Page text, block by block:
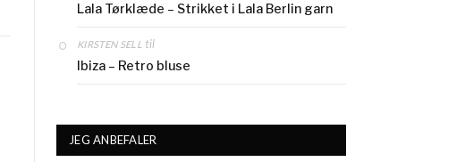
Lala Tørklæde – Strikket i Lala Berlin garn
KIRSTEN SELLtil
Ibiza – Retro bluse
JEG ANBEFALER